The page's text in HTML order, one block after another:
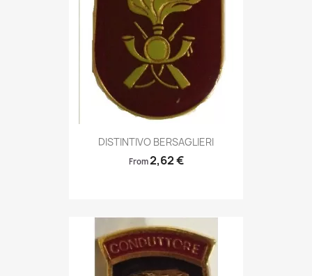
Anteprima
DISTINTIVO BERSAGLIERI
From2,62 €